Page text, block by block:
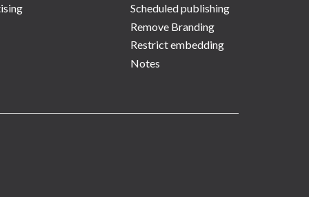
Scheduled publishing
Remove Branding
Restrict embedding
Notes